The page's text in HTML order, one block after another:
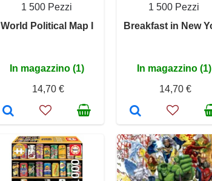
1 500 Pezzi
World Political Map I
In magazzino (1)
14,70 €
1 500 Pezzi
Breakfast in New
In magazzino (1)
14,70 €